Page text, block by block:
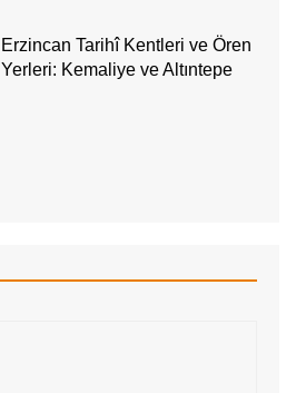
Erzincan Tarihî Kentleri ve Ören
Yerleri: Kemaliye ve Altıntepe